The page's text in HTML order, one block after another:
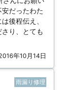
だったわた
後程伝え、
り、とても
年10月14日
雨漏り修理